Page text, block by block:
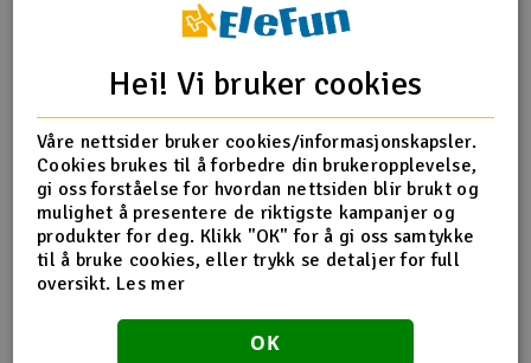
Smarthjem, lek & hobby
Solenergi
Sparkesykler & elkjøretøy
Verktøy, utstyr & tilbehør
Produktinformasjon
Flaske med 60ml Ultimate Racing 1.000 cSt silikon
differensial olje for 1:8 skala offroad buggy. Brukes også av
mange til 1:10 skala on-road touring. Ultimate Racing
differential olje er laget av 100% ren silikonolje og vil
ikke bli tynnere i varmt vær, eller tykkere i kaldt vær. Jo
tykkere olja er, jo mindre vil differensialen slå ut i
svingene og hjulene gå i ulik hastighet. Å endre
differensialolje i diffene er en av de viktigste
tuningmulighetene på off-road buggier. Ultimate Racing
silikon olje inneholder antifriksjons tilsetninger for å
Hei! Vi bruker cookies
Våre nettsider bruker cookies/informasjonskapsler.
Cookies brukes til å forbedre din brukeropplevelse,
gi oss forståelse for hvordan nettsiden blir brukt og
mulighet å presentere de riktigste kampanjer og
produkter for deg. Klikk "OK" for å gi oss samtykke
til å bruke cookies, eller trykk se detaljer for full
oversikt. Les mer
OK